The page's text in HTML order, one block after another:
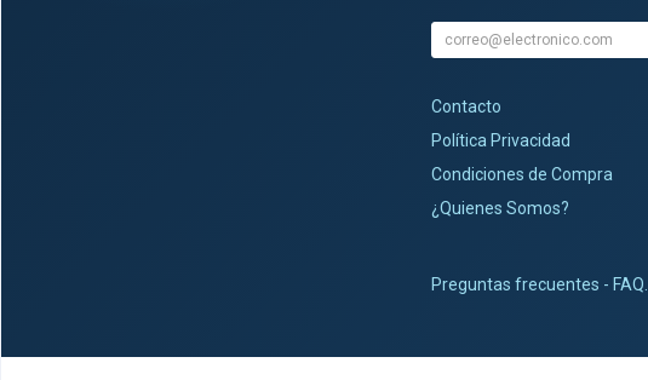
Contacto
Política Privacidad
Condiciones de Compra
¿Quienes Somos?
Preguntas frecuentes - FAQ.